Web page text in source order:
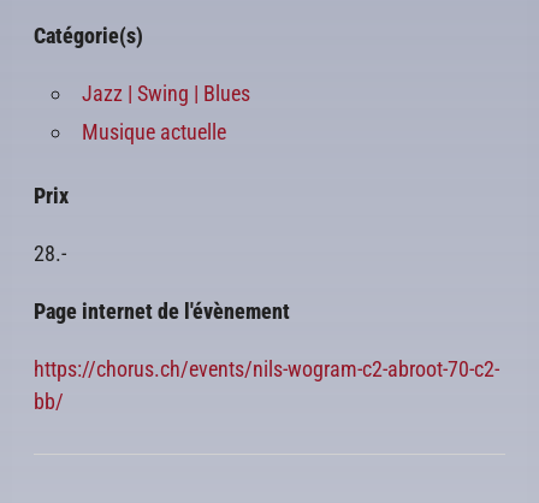
Catégorie(s)
Jazz | Swing | Blues
Musique actuelle
Prix
28.-
Page internet de l'évènement
https://chorus.ch/events/nils-wogram-c2-abroot-70-c2-
bb/